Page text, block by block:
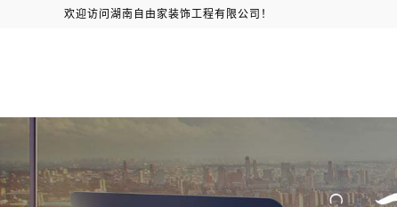
欢迎访问湖南自由家装饰工程有限公司！